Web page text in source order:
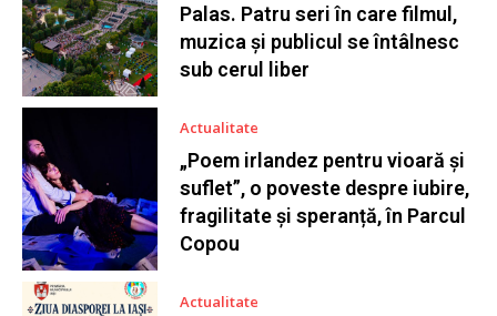
Palas. Patru seri în care filmul,
muzica și publicul se întâlnesc
sub cerul liber
Actualitate
„Poem irlandez pentru vioară și
suflet”, o poveste despre iubire,
fragilitate și speranță, în Parcul
Copou
Actualitate